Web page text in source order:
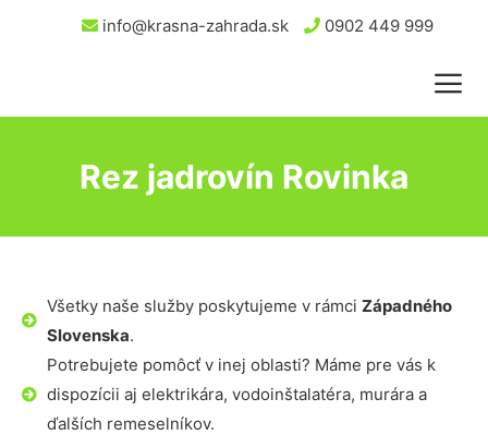
info@krasna-zahrada.sk 0902 449 999
Rez jadrovín Rovinka
Všetky naše služby poskytujeme v rámci Západného
Slovenska.
Potrebujete pomôcť v inej oblasti? Máme pre vás k
dispozícii aj elektrikára, vodoinštalatéra, murára a
ďalších remeselníkov.